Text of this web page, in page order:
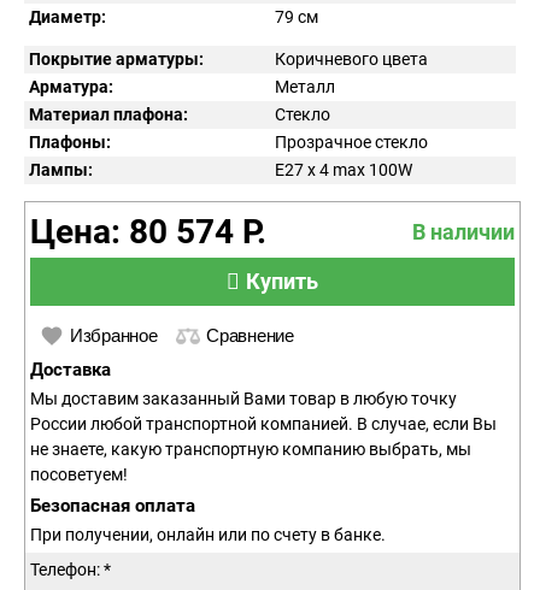
Диаметр:
79 см
Покрытие арматуры:
Коричневого цвета
Арматура:
Металл
Материал плафона:
Стекло
Плафоны:
Прозрачное стекло
Лампы:
E27 х 4 max 100W
Цена: 80 574 Р.
В наличии
Купить
Избранное Сравнение
Доставка
Мы доставим заказанный Вами товар в любую точку
России любой транспортной компанией. В случае, если Вы
не знаете, какую транспортную компанию выбрать, мы
посоветуем!
Безопасная оплата
При получении, онлайн или по счету в банке.
Телефон: *